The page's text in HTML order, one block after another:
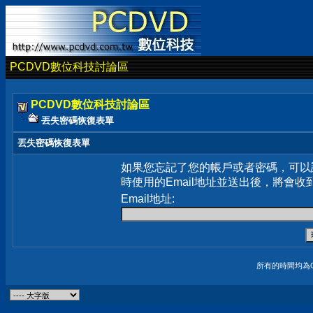
PCDVD數位科技討論區
PCDVD數位科技討論區
丟失密碼恢復表單
丟失密碼恢復表單
如果您忘記了您的帳戶或者密碼，可
時使用的Email地址並送出後，將會收
Email地址:
所有的時間均為